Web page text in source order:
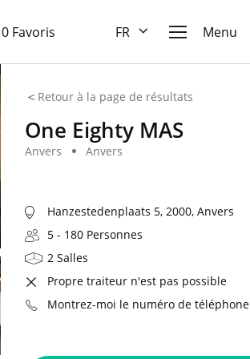
Favoris FR Menu
Retour à la page de résultats
One Eighty MAS
Anvers Anvers
Hanzestedenplaats 5, 2000, Anvers
5 - 180 Personnes
2 Salles
Propre traiteur n'est pas possible
Montrez-moi le numéro de téléphone